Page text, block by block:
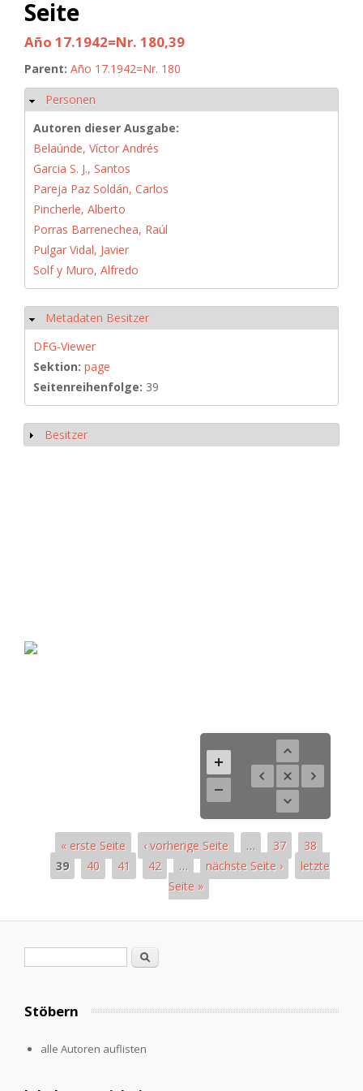
Seite
Año 17.1942=Nr. 180,39
Parent: Año 17.1942=Nr. 180
Ausblenden
Personen
Autoren dieser Ausgabe:
Belaúnde, Víctor Andrés
Garcia S. J., Santos
Pareja Paz Soldán, Carlos
Pincherle, Alberto
Porras Barrenechea, Raúl
Pulgar Vidal, Javier
Solf y Muro, Alfredo
Ausblenden
Metadaten Besitzer
DFG-Viewer
Sektion: page
Seitenreihenfolge: 39
Anzeigen
Besitzer
« erste Seite ‹ vorherige Seite … 37
38
39
40 41 42 … nächste Seite ›
letzte
Seite »
Suche
Stöbern
alle Autoren auflisten